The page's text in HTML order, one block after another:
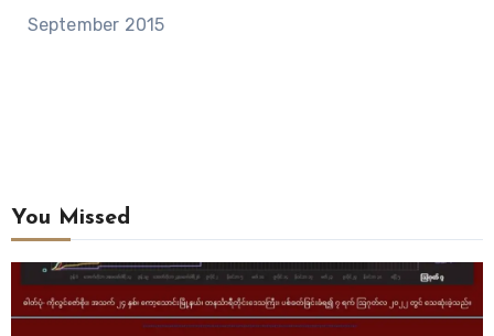
September 2015
You Missed